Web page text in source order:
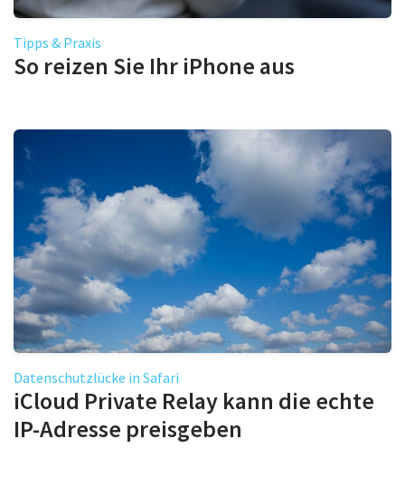
Tipps & Praxis
So reizen Sie Ihr iPhone aus
Datenschutzlücke in Safari
iCloud Private Relay kann die echte
IP-Adresse preisgeben